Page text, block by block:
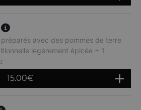
avec des pommes de terre
legèrement épicée + 1
15.00€